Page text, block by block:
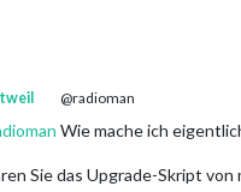
@radioman
Wie mache ich
Sie das Upgrade-Skript